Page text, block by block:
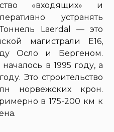
«входящих» и
устранять
Laerdal — это
магистрали E16,
Осло и Бергеном.
в 1995 году, а
Это строительство
норвежских крон.
в 175-200 км к